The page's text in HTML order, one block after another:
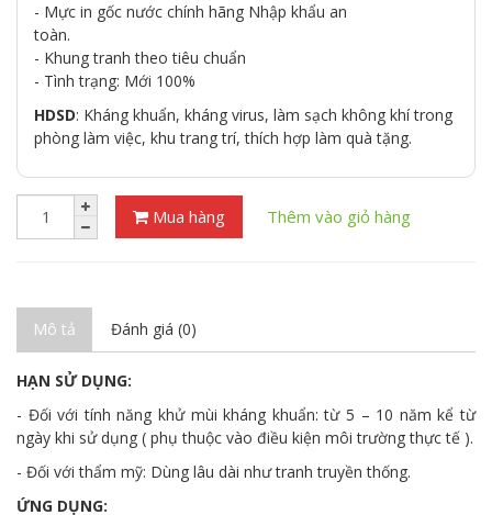
- Mực in gốc nước chính hãng Nhập khẩu an
toàn.
- Khung tranh theo tiêu chuẩn
- Tình trạng: Mới 100%
HDSD: Kháng khuẩn, kháng virus, làm sạch không khí trong
phòng làm việc, khu trang trí, thích hợp làm quà tặng.
Mua hàng Thêm vào giỏ hàng
Mô tả Đánh giá (0)
HẠN SỬ DỤNG:
- Đối với tính năng khử mùi kháng khuẩn: từ 5 – 10 năm kể từ
ngày khi sử dụng ( phụ thuộc vào điều kiện môi trường thực tế ).
- Đối với thẩm mỹ: Dùng lâu dài như tranh truyền thống.
ỨNG DỤNG: